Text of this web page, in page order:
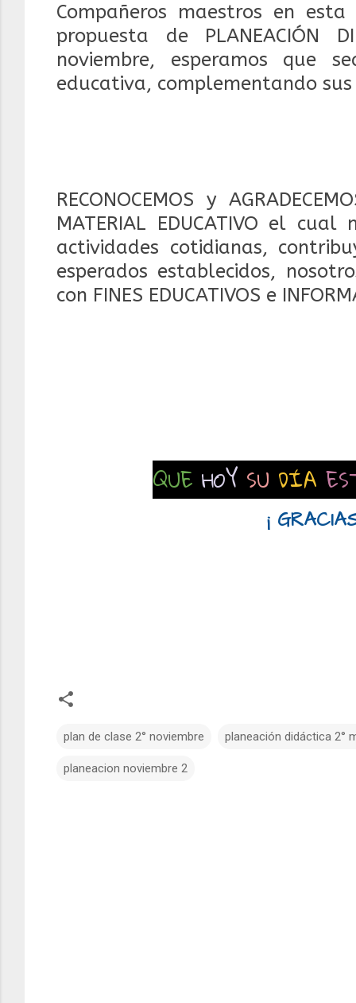
Compañeros maestros en
propuesta de PLANEACIÓN
noviembre, esperamos que
educativa, complementando
RECONOCEMOS y
MATERIAL EDUCATIVO el
actividades cotidianas,
esperados establecidos,
con FINES EDUCATIVOS e
QUE HOY SU DÍA
¡
plan de clase 2° noviembre planeación didáctica 2°
planeacion noviembre 2